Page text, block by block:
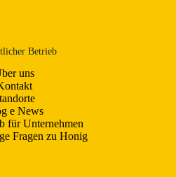
Betrieb
uns
e News
für Unternehmen
Fragen zu Honig